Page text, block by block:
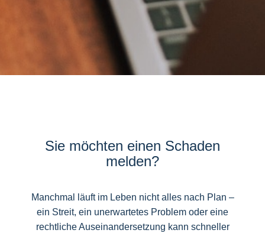
Sie möchten einen Schaden
melden?
Manchmal läuft im Leben nicht alles nach Plan –
ein Streit, ein unerwartetes Problem oder eine
rechtliche Auseinandersetzung kann schneller